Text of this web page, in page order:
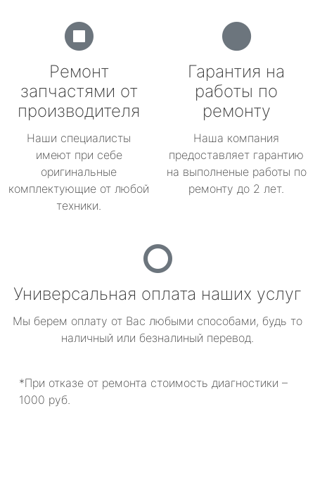
Ремонт
запчастями от
производителя
Наши специалисты
имеют при себе
оригинальные
комплектующие от любой
техники.
Гарантия на
работы по
ремонту
Наша компания
предоставляет гарантию
на выполненые работы по
ремонту до 2 лет.
Универсальная оплата наших услуг
Мы берем оплату от Вас любыми способами, будь то
наличный или безналиный перевод.
*При отказе от ремонта стоимость диагностики –
1000 руб.